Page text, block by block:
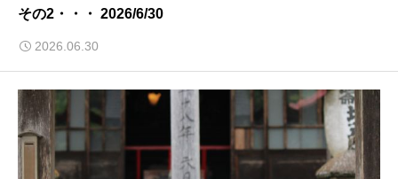
その2・・・ 2026/6/30
2026.06.30